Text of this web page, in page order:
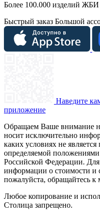
Более 100.000 изделий ЖБИ
Быстрый заказ Большой
Наведите
приложение
Обращаем Ваше внимание
носит исключительно
каких условиях не
определяемой положениями
Российской Федерации.
информации о стоимости и
пожалуйста, обращайтесь
Любое копирование и
Столица запрещено.